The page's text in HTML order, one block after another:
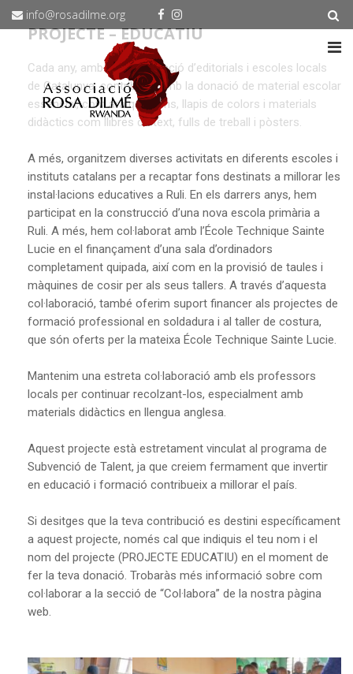
info@rosadilme.org
PROJECTE – EDUCATIU
Cada any, amb la col·laboració d’editorials i escoles locals
de Catalunya, contribuïm amb la donació de material escolar
essencial, com ara quaderns, llapis de colors i materials
didàctics com llibres de text, fulls de treball i pòsters.
A més, organitzem diverses activitats en diferents escoles i
instituts catalans per a recaptar fons destinats a millorar les
instal·lacions educatives a Ruli. En els darrers anys, hem
participat en la construcció d’una nova escola primària a
Ruli. A més, hem col·laborat amb l’École Technique Sainte
Lucie en el finançament d’una sala d’ordinadors
completament quipada, així com en la provisió de taules i
màquines de cosir per als seus tallers. A través d’aquesta
col·laboració, també oferim suport financer als projectes de
formació professional en soldadura i al taller de costura,
que són oferts per la mateixa École Technique Sainte Lucie.
Mantenim una estreta col·laboració amb els professors
locals per continuar recolzant-los, especialment amb
materials didàctics en llengua anglesa.
Aquest projecte està estretament vinculat al programa de
Subvenció de Talent, ja que creiem fermament que invertir
en educació i formació contribueix a millorar el país.
Si desitges que la teva contribució es destini específicament
a aquest projecte, només cal que indiquis el teu nom i el
nom del projecte (PROJECTE EDUCATIU) en el moment de
fer la teva donació. Trobaràs més informació sobre com
col·laborar a la secció de “Col·labora” de la nostra pàgina
web.